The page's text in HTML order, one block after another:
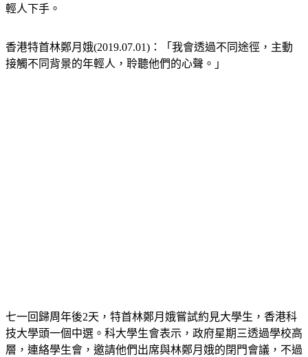
香港反送中，鬧得一發不可收拾，港府要收拾善後，首先從年
香港特首林鄭月娥(2019.07.01)：「我會透過不同途徑，主動
七一回歸周年後2天，特首林鄭月娥嘗試約見大學生，香港科
技大學頭一個中選。科大學生會表示，政府星期三透過學校高